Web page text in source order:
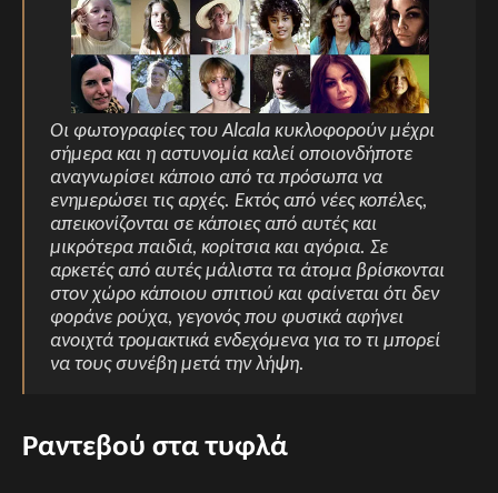
Οι φωτογραφίες του Alcala κυκλοφορούν μέχρι
σήμερα και η αστυνομία καλεί οποιονδήποτε
αναγνωρίσει κάποιο από τα πρόσωπα να
ενημερώσει τις αρχές. Εκτός από νέες κοπέλες,
απεικονίζονται σε κάποιες από αυτές και
μικρότερα παιδιά, κορίτσια και αγόρια. Σε
αρκετές από αυτές μάλιστα τα άτομα βρίσκονται
στον χώρο κάποιου σπιτιού και φαίνεται ότι δεν
φοράνε ρούχα, γεγονός που φυσικά αφήνει
ανοιχτά τρομακτικά ενδεχόμενα για το τι μπορεί
να τους συνέβη μετά την λήψη.
Ραντεβού στα τυφλά